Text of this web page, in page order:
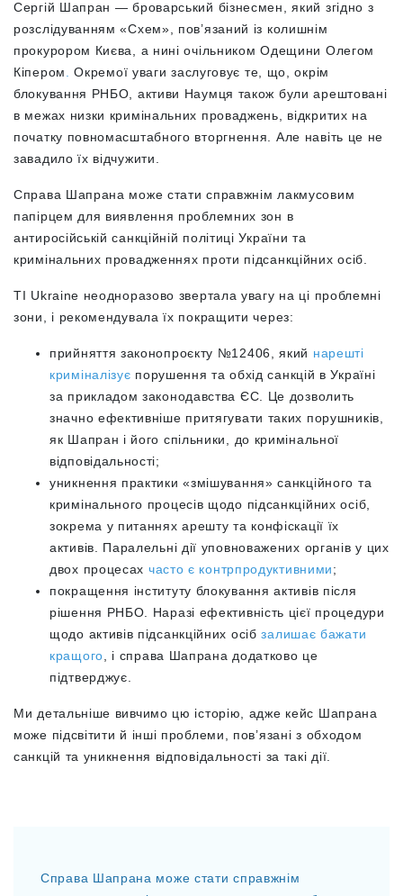
Сергій Шапран — броварський бізнесмен, який згідно з
розслідуванням «Схем», пов’язаний із колишнім
прокурором Києва, а нині очільником Одещини Олегом
Кіпером
Окремої уваги заслуговує те, що, окрім
блокування РНБО, активи Наумця також були арештовані
в межах низки кримінальних проваджень, відкритих на
початку повномасштабного вторгнення. Але навіть це не
завадило їх відчужити.
Справа Шапрана може стати справжнім лакмусовим
папірцем для виявлення проблемних зон в
антиросійській санкційній політиці України та
кримінальних провадженнях проти підсанкційних осіб.
ТІ Ukraine неодноразово звертала увагу на ці проблемні
зони, і рекомендувала їх покращити через:
прийняття законопроєкту №12406, який нарешті
криміналізує порушення та обхід санкцій в Україні
за прикладом законодавства ЄС. Це дозволить
значно ефективніше притягувати таких порушників,
як Шапран і його спільники, до кримінальної
відповідальності;
уникнення практики «змішування» санкційного та
кримінального процесів щодо підсанкційних осіб,
зокрема у питаннях арешту та конфіскації їх
активів. Паралельні дії уповноважених органів у цих
двох процесах часто є контрпродуктивними;
покращення інституту блокування активів після
рішення РНБО. Наразі ефективність цієї процедури
щодо активів підсанкційних осібзалишає бажати
кращого , і справа Шапрана додатково це
підтверджує.
Ми детальніше вивчимо цю історію, адже кейс Шапрана
може підсвітити й інші проблеми, пов’язані з обходом
санкцій та уникнення відповідальності за такі дії.
Справа Шапрана може стати справжнім